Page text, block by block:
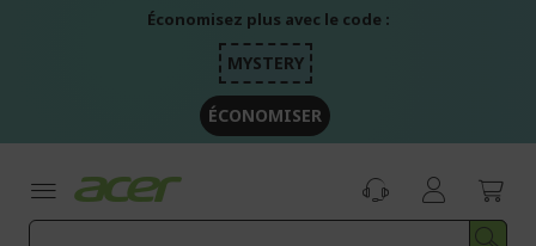
Économisez plus avec le code :
MYSTERY
ÉCONOMISER